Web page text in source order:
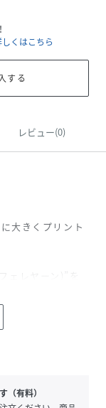
くはこちら
する
レビュー(0)
大きくプリント
ェレヤーン)”を
ています。
強度としなやか
（有料）